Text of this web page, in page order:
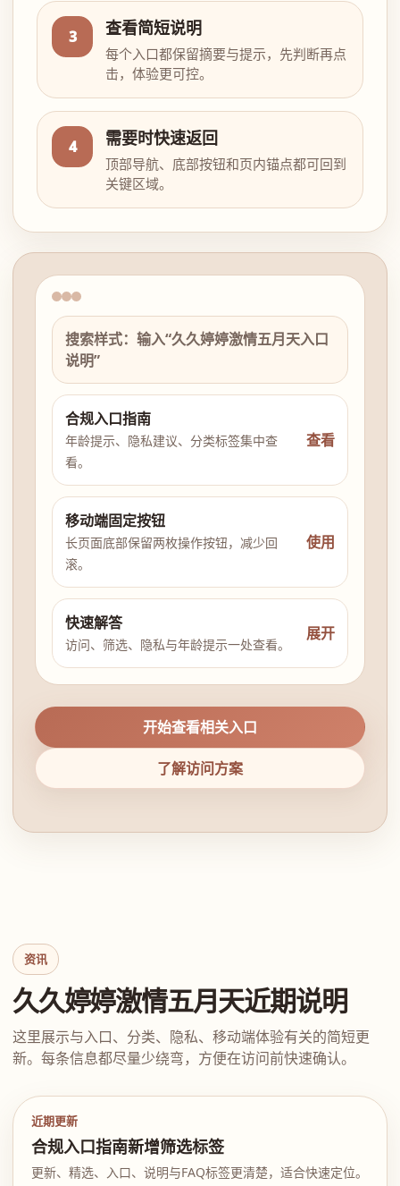
3 查看简短说明
每个入口都保留摘要与提示，先判断再点
击，体验更可控。
4 需要时快速返回
顶部导航、底部按钮和页内锚点都可回到
关键区域。
搜索样式：输入“久久婷婷激情五月天入口
说明”
合规入口指南
年龄提示、隐私建议、分类标签集中查
看。
查看
移动端固定按钮
长页面底部保留两枚操作按钮，减少回
滚。
使用
快速解答
访问、筛选、隐私与年龄提示一处查看。
展开
开始查看相关入口
了解访问方案
资讯
久久婷婷激情五月天近期说明
这里展示与入口、分类、隐私、移动端体验有关的简短更
新。每条信息都尽量少绕弯，方便在访问前快速确认。
近期更新
合规入口指南新增筛选标签
更新、精选、入口、说明与FAQ标签更清楚，适合快速定位。